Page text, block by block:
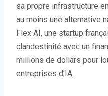
sa propre infrastructure
au moins une alternative
Flex AI, une startup
clandestinité avec un
millions de dollars pour
entreprises d’IA.